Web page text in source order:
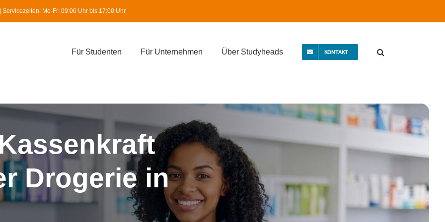
Mo-Fr: 09:00 Uhr bis 17:00 Uhr
Für Studenten Für Unternehmen Über Studyheads KONTAKT
Drogerie in